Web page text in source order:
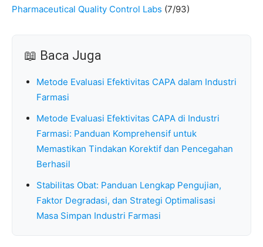
Pharmaceutical Quality Control Labs (7/93)
📖 Baca Juga
Metode Evaluasi Efektivitas CAPA dalam Industri
Farmasi
Metode Evaluasi Efektivitas CAPA di Industri
Farmasi: Panduan Komprehensif untuk
Memastikan Tindakan Korektif dan Pencegahan
Berhasil
Stabilitas Obat: Panduan Lengkap Pengujian,
Faktor Degradasi, dan Strategi Optimalisasi
Masa Simpan Industri Farmasi